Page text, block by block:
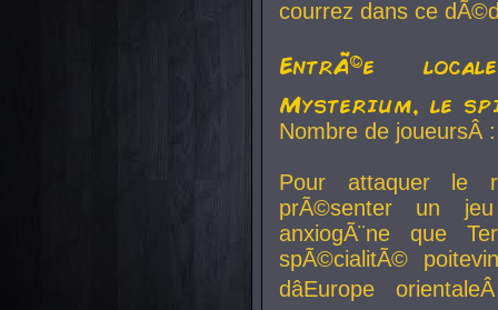
courrez dans ce
EntrÃ©e
Mysterium, le
Nombre de
Pour attaquer le
prÃ©senter un
anxiogÃ¨ne que
spÃ©cialitÃ©
dâEurope